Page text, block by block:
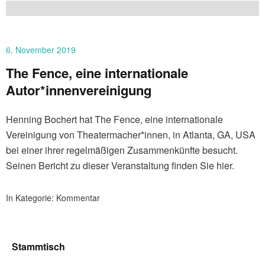
6. November 2019
The Fence, eine internationale
Autor*innenvereinigung
Henning Bochert hat The Fence, eine internationale
Vereinigung von Theatermacher*innen, in Atlanta, GA, USA
bei einer ihrer regelmäßigen Zusammenkünfte besucht.
Seinen Bericht zu dieser Veranstaltung finden Sie hier.
In Kategorie: Kommentar
Stammtisch